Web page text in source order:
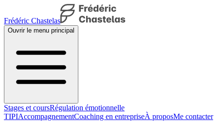
Frédéric Chastelas
Ouvrir le menu principal
Stages et coursRégulation émotionnelle
TIPIAccompagnementCoaching en entrepriseÀ proposMe contacter